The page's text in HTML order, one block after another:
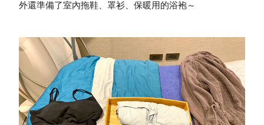
外還準備了室內拖鞋、罩衫、保暖用的浴袍～